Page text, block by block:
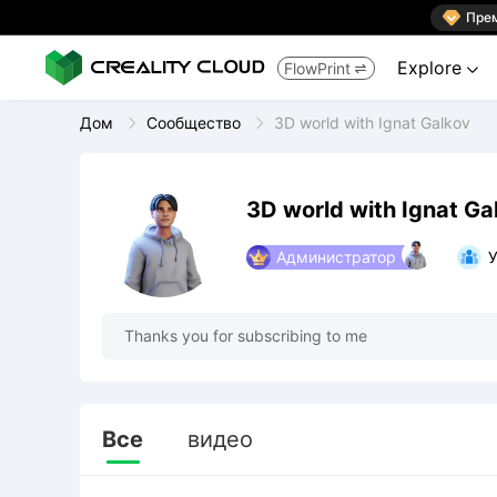

FlowPrint  Explore 
Дом Сообщество 3D world with Ignat Galkov
3D world with Ignat
Администратор
Thanks you for subscribing to me
Все видео